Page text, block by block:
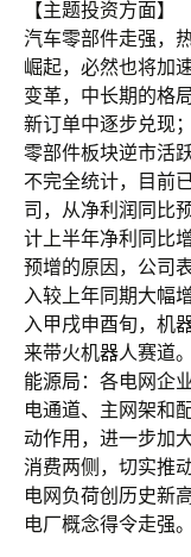
【主题投资方面】
汽车零部件走强，
崛起，必然也将加
变革，中长期的格
新订单中逐步兑现
零部件板块逆市活
不完全统计，目前
司，从净利润同比
计上半年净利同比
预增的原因，公司
入较上年同期大幅
入甲戌申酉旬，机
来带火机器人赛道
能源局：各电网企
电通道、主网架和
动作用，进一步加
消费两侧，切实推
电网负荷创历史新
电厂概念得令走强。